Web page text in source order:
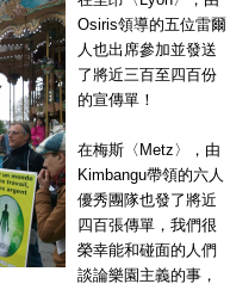
Osiris領導的五位雷爾
人也出席參加並發送
了將近三百至四百份
的宣傳單！
在梅斯〈Metz〉，由
Kimbangu帶領的六人
優秀團隊也發了將近
四百張傳單，我們很
榮幸能和碰面的人們
談論樂園主義的事，